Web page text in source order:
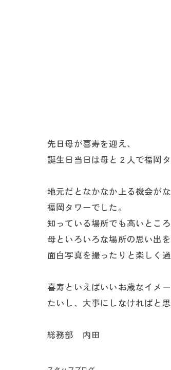
先日母が喜寿を迎え、
誕生日当日は母と２人で福岡
地元だとなかなか上る機会が
福岡タワーでした。
知っている場所でも高いとこ
母といろいろな場所の思い出
面白写真を撮ったりと楽しく
喜寿といえばいいお歳なイメ
たいし、大事にしなければと思
総務部 内田